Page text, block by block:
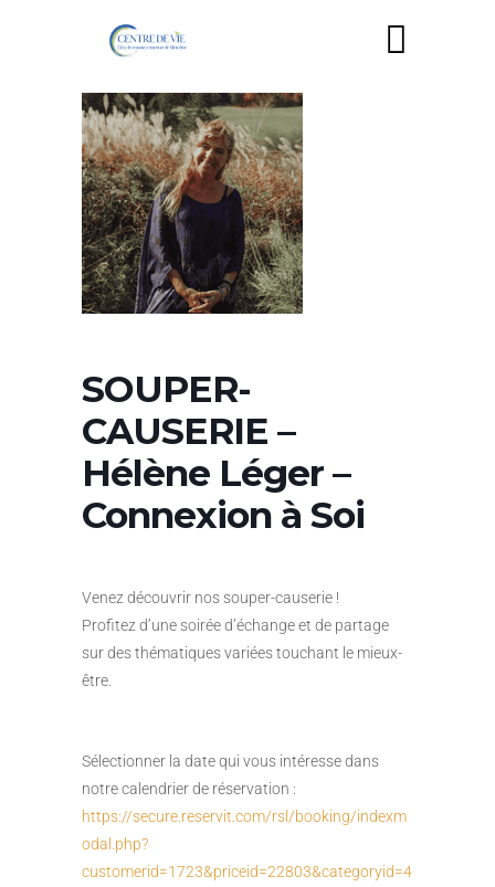
SOUPER-
CAUSERIE –
Hélène Léger –
Connexion à Soi
Venez découvrir nos souper-causerie !
Profitez d’une soirée d’échange et de partage
sur des thématiques variées touchant le mieux-
être.
Sélectionner la date qui vous intéresse dans
notre calendrier de réservation :
https://secure.reservit.com/rsl/booking/indexm
odal.php?
customerid=1723&priceid=22803&categoryid=4